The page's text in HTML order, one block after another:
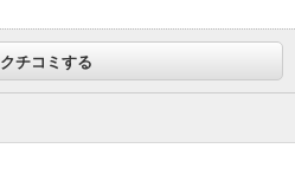
クチコミする